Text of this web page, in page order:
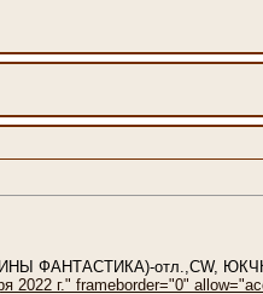
ФАНТАСТИКА)-отл.,CW,
г." frameborder="0"